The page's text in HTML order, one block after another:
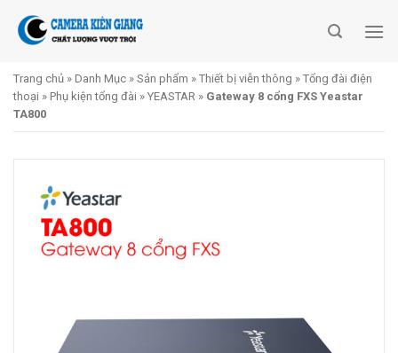
Trang chủ » Danh Mục » Sản phẩm » Thiết bị viễn thông » Tổng đài điện
thoại » Phụ kiện tổng đài » YEASTAR » Gateway 8 cổng FXS Yeastar
TA800